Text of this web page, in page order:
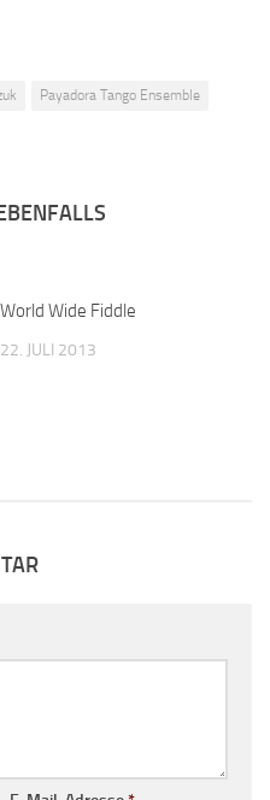
Payadora Tango Ensemble
World Wide Fiddle
22. JULI 2013